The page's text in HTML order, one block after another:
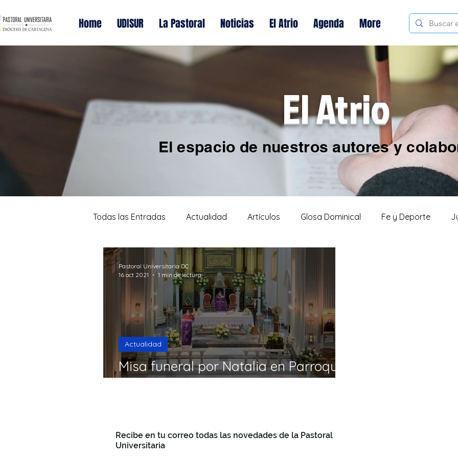
Home UDISUR La Pastoral Noticias El Atrio Agenda More
El Atrio
El espacio de nuestros autores y
Todas las Entradas Actualidad Artículos Glosa Dominical Fe y Deporte
15mins Break God Formación Recursos
Seguro que te preguntas Making Questions
Misa funeral por Natalia en Parroquia
de Santomera
Actualidad
Pastoral Universitaria DC
16 oct 2021
1 min de lectura
Recibe en tu correo todas las novedades de la Pastoral
Universitaria